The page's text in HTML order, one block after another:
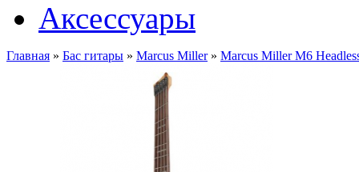
Аксессуары
Главная » Бас гитары » Marcus Miller» Marcus Miller M6